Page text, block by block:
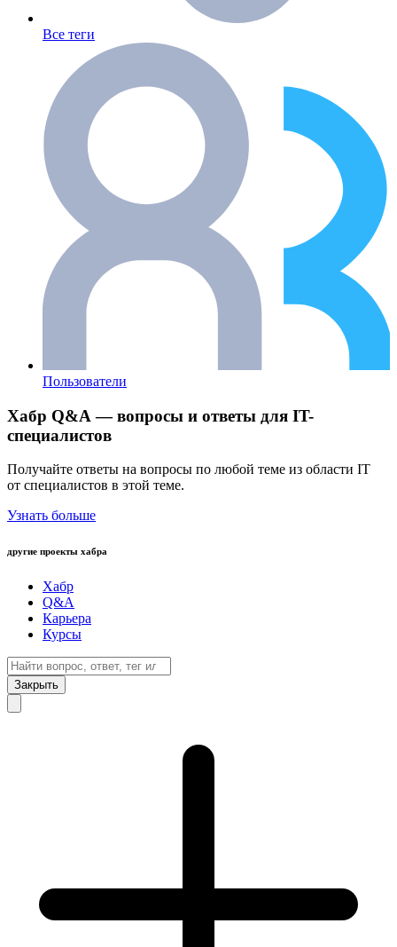
Все теги
Пользователи
Хабр Q&A — вопросы и ответы для IT-
специалистов
Получайте ответы на вопросы по любой теме из области IT
от специалистов в этой теме.
Узнать больше
другие проекты хабра
Хабр
Q&A
Карьера
Курсы
Закрыть